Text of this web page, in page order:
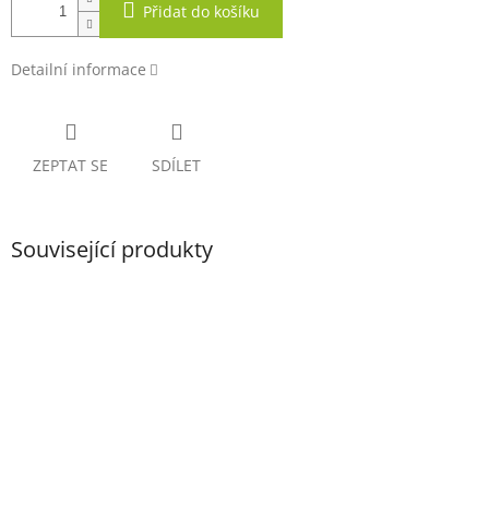
Přidat do košíku
Detailní informace
ZEPTAT SE SDÍLET
Související produkty